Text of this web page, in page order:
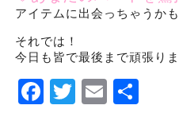
アイテムに出会っちゃうか
それでは！
今日も皆で最後まで頑張り
Facebook
Twitter
Email